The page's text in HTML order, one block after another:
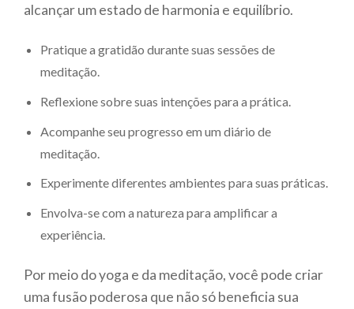
alcançar um estado de harmonia e equilíbrio.
Pratique a gratidão durante suas sessões de
meditação.
Reflexione sobre suas intenções para a prática.
Acompanhe seu progresso em um diário de
meditação.
Experimente diferentes ambientes para suas práticas.
Envolva-se com a natureza para amplificar a
experiência.
Por meio do yoga e da meditação, você pode criar
uma fusão poderosa que não só beneficia sua